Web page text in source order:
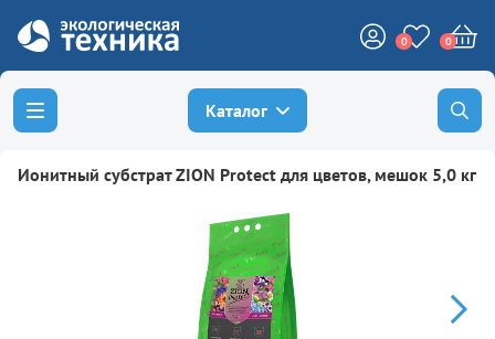
0 0
Каталог
Ионитный субстрат ZION Protect для цветов, мешок 5,0 кг